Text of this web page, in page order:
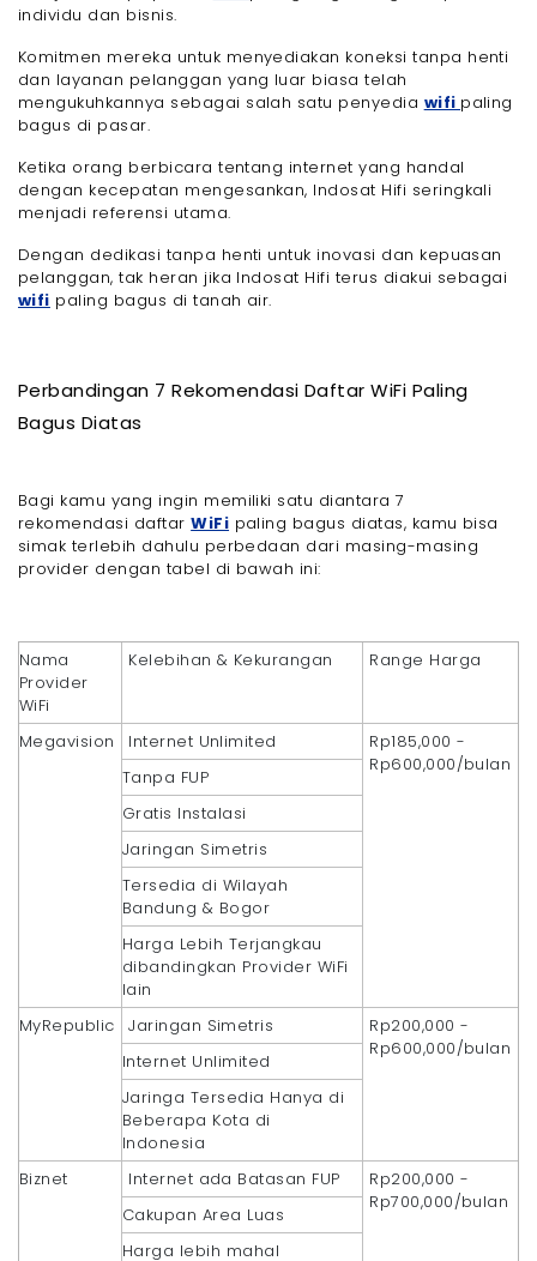
individu dan bisnis.
Komitmen mereka untuk menyediakan koneksi tanpa henti
dan layanan pelanggan yang luar biasa telah
mengukuhkannya sebagai salah satu penyedia wifi paling
bagus di pasar.
Ketika orang berbicara tentang internet yang handal
dengan kecepatan mengesankan, Indosat Hifi seringkali
menjadi referensi utama.
Dengan dedikasi tanpa henti untuk inovasi dan kepuasan
pelanggan, tak heran jika Indosat Hifi terus diakui sebagai
wifi paling bagus di tanah air.
Perbandingan 7 Rekomendasi Daftar WiFi Paling
Bagus Diatas
Bagi kamu yang ingin memiliki satu diantara 7
rekomendasi daftarWiFi paling bagus diatas, kamu bisa
simak terlebih dahulu perbedaan dari masing-masing
provider dengan tabel di bawah ini:
Nama
Provider
WiFi
Kelebihan & Kekurangan Range Harga
Megavision Internet Unlimited
Rp185,000 -
Rp600,000/bulan
Tanpa FUP
Gratis Instalasi
Jaringan Simetris
Tersedia di Wilayah
Bandung & Bogor
Harga Lebih Terjangkau
dibandingkan Provider WiFi
lain
MyRepublic
Jaringan Simetris
Rp200,000 -
Rp600,000/bulan
Internet Unlimited
Jaringa Tersedia Hanya di
Beberapa Kota di
Indonesia
Biznet
Internet ada Batasan FUP
Rp200,000 -
Rp700,000/bulan
Cakupan Area Luas
Harga lebih mahal